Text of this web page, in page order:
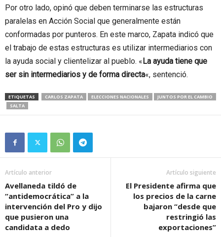
Por otro lado, opinó que deben terminarse las estructuras
paralelas en Acción Social que generalmente están
conformadas por punteros. En este marco, Zapata indicó que
el trabajo de estas estructuras es utilizar intermediarios con
la ayuda social y clientelizar al pueblo. «La ayuda tiene que
ser sin intermediarios y de forma directa«, sentenció.
ETIQUETAS CARLOS ZAPATA ELECCIONES NACIONALES
JUNTOS POR EL CAMBIO
SALTA
Artículo anterior
Avellaneda tildó de
“antidemocrática” a la
intervención del Pro y dijo
que pusieron una
candidata a dedo
Artículo siguiente
El Presidente afirma que
los precios de la carne
bajaron “desde que
restringió las
exportaciones”